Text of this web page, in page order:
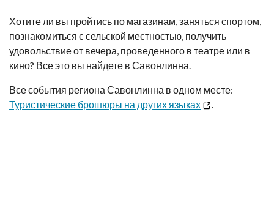
Хотите ли вы пройтись по магазинам, заняться спортом,
познакомиться с сельской местностью, получить
удовольствие от вечера, проведенного в театре или в
кино? Все это вы найдете в Савонлинна.
Все события региона Савонлинна в одном месте:
Туристические брошюры на других языках
.